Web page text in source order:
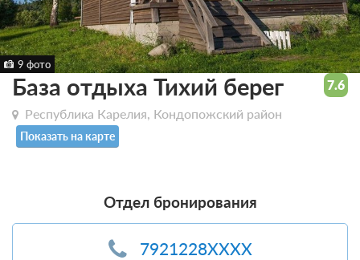
9 фото
База отдыха Тихий берег
Республика Карелия, Кондопожский район
Показать на карте
Отдел бронирования
7921228XXXX
7.6